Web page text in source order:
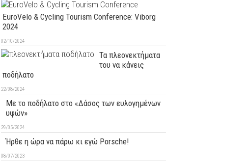
EuroVelo & Cycling Tourism Conference: Viborg
2024
02/10/2024
Τα πλεονεκτήματα
του να κάνεις
ποδήλατο
22/08/2024
Με το ποδήλατο στο «Δάσος των ευλογημένων
υψών»
29/05/2024
Ήρθε η ώρα να πάρω κι εγώ Porsche!
08/07/2023